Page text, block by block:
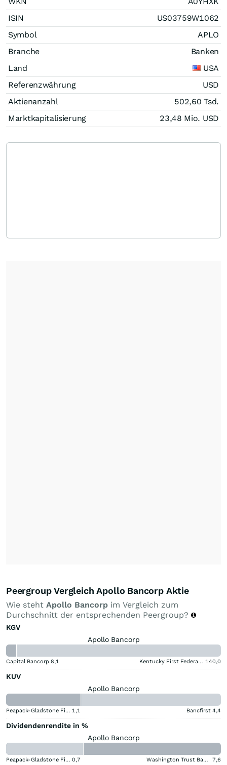
ISIN
US03759W1062
Symbol
APLO
Branche
Banken
Land
USA
Referenzwährung
USD
Aktienanzahl
502,60 Tsd.
Marktkapitalisierung
23,48 Mio. USD
Peergroup Vergleich Apollo Bancorp Aktie
Wie steht Apollo Bancorp im Vergleich zum
Durchschnitt der entsprechenden Peergroup?
KGV
Apollo Bancorp
Capital Bancorp 8,1 Kentucky First Federal Bancorp 140,0
KUV
Apollo Bancorp
Peapack-Gladstone Financial 1,1 Bancfirst 4,4
Dividendenrendite in %
Apollo Bancorp
Peapack-Gladstone Financial 0,7 Washington Trust Bancorp 7,6